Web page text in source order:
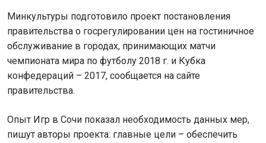
Минкультуры подготовило проект постановления
правительства о госрегулировании цен на гостиничное
обслуживание в городах, принимающих матчи
чемпионата мира по футболу 2018 г. и Кубка
конфедераций – 2017, сообщается на сайте
правительства.
Опыт Игр в Сочи показал необходимость данных мер,
пишут авторы проекта: главные цели – обеспечить